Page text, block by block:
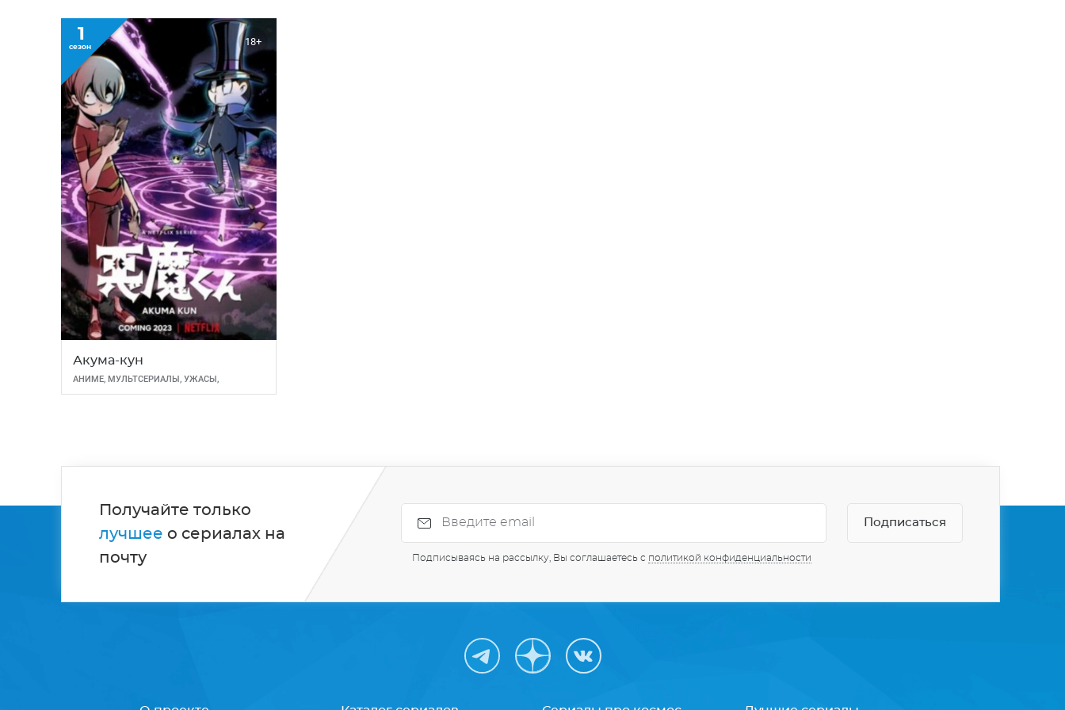
1
сезон 18+
Акума-кун
АНИМЕ, МУЛЬТСЕРИАЛЫ, УЖАСЫ,
ФЭНТЕЗИ
Получайте только
лучшее о сериалах на
почту
Подписываясь на рассылку, Вы соглашаетесь с политикой конфиденциальности